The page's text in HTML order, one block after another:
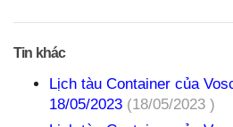
Tin khác
Lịch tàu Container của
18/05/2023 (18/05/2023 )